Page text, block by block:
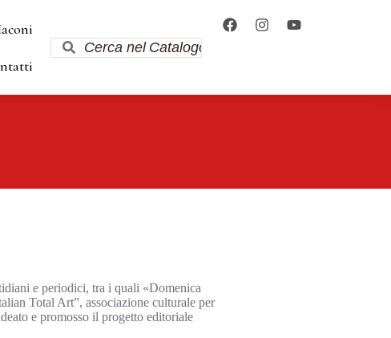
e periodici, tra i quali «Domenica
Total Art”, associazione culturale per
e promosso il progetto editoriale